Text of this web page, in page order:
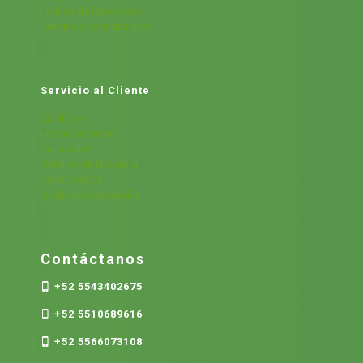
Política de Devolución
Términos y condiciones
Servicio al Cliente
Cátalogo
Fichas Técnicas
Sucursales
Detalles de la cuenta
Cerrar Sesión
Olvide mi contraseña
Contáctanos
+52 5543402675
+52 5510689616
+52 5566073108